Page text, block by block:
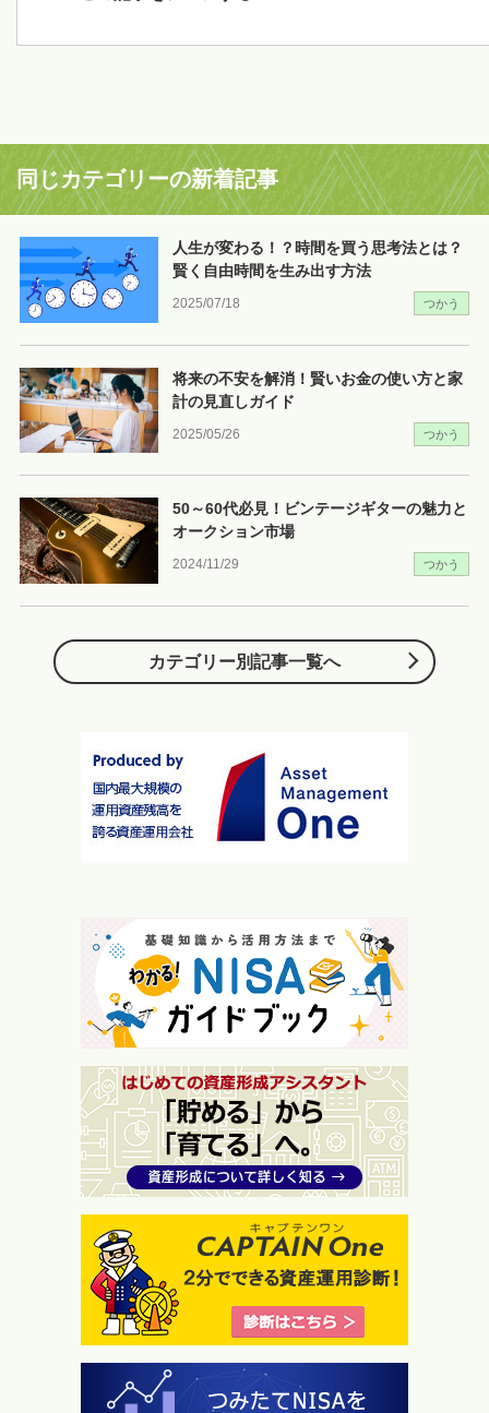
同じカテゴリーの新着記事
2025/07/18 つかう
人生が変わる！？時間を買う思考法とは？
賢く自由時間を生み出す方法
2025/05/26 つかう
将来の不安を解消！賢いお金の使い方と家
計の見直しガイド
2024/11/29 つかう
50～60代必見！ビンテージギターの魅力と
オークション市場
カテゴリー別記事一覧へ